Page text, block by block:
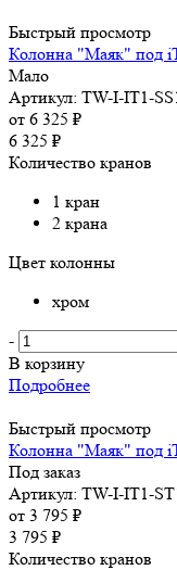
Быстрый просмотр
Колонна "Маяк" под
Мало
Артикул: TW-I-IT1-
от 6 325 ₽
6 325 ₽
Количество кранов
1 кран
2 крана
Цвет колонны
хром
-
В корзину
Подробнее
Быстрый просмотр
Колонна "Маяк" под
Под заказ
Артикул: TW-I-IT1-
от 3 795 ₽
3 795 ₽
Количество кранов